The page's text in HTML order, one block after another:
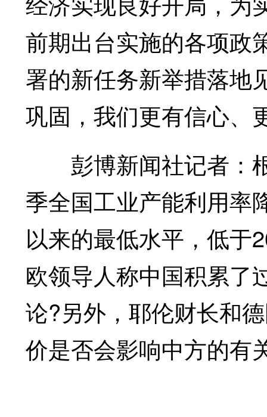
前期出台实施的各项政
署的新任务新举措落地
巩固，我们更有信心、
彭博新闻社记者：
季全国工业产能利用率
以来的最低水平，低于
欧领导人称中国积累了
论?另外，耶伦财长和
价是否会影响中方的有